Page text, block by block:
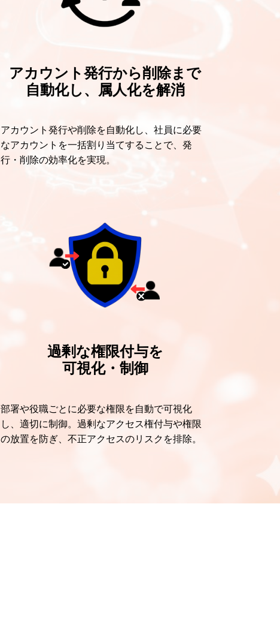
アカウント発行から削除まで
自動化し、属人化を解消
アカウント発行や削除を自動化し、社員に必要
なアカウントを一括割り当てすることで、発
行・削除の効率化を実現。
過剰な権限付与を
可視化・制御
部署や役職ごとに必要な権限を自動で可視化
し、適切に制御。過剰なアクセス権付与や権限
の放置を防ぎ、不正アクセスのリスクを排除。